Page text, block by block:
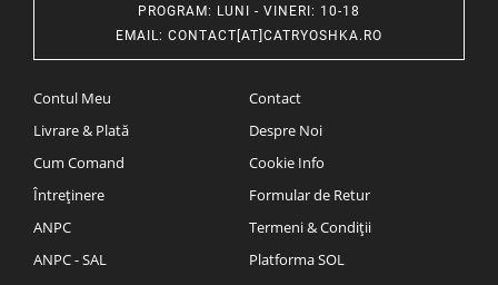
PROGRAM: LUNI - VINERI: 10-18
EMAIL: CONTACT[AT]CATRYOSHKA.RO
Contul Meu
Livrare & Plată
Cum Comand
Întreținere
ANPC
ANPC - SAL
Contact
Despre Noi
Cookie Info
Formular de Retur
Termeni & Condiții
Platforma SOL